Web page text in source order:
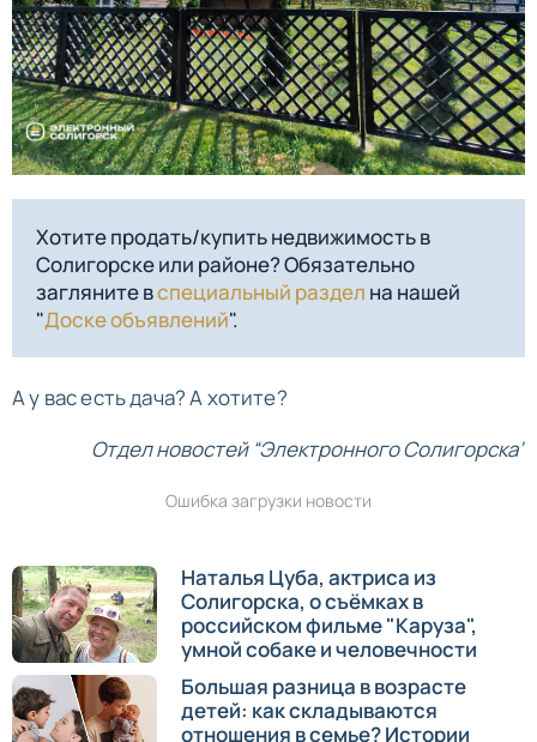
Хотите продать/купить недвижимость в
Солигорске или районе? Обязательно
загляните вспециальный раздел на нашей
"Доске объявлений".
А у вас есть дача? А хотите?
Отдел новостей “Электронного Солигорска”
Ошибка загрузки новости
Наталья Цуба, актриса из
Солигорска, о съёмках в
российском фильме "Каруза",
умной собаке и человечности
Большая разница в возрасте
детей: как складываются
отношения в семье? Истории